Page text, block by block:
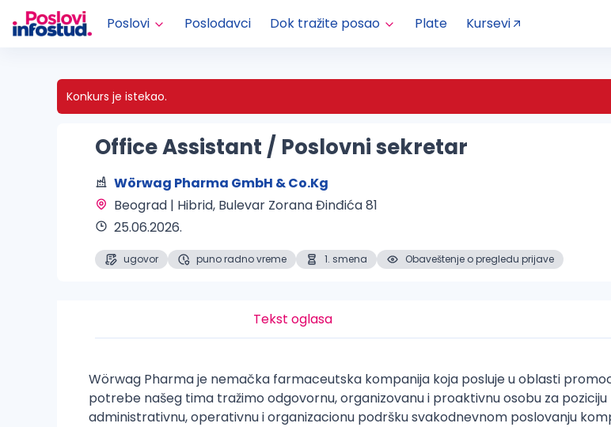
Poslovi Poslodavci Dok tražite posao Plate Kursevi
Konkurs je istekao.
Office Assistant / Poslovni sekretar
Wörwag Pharma GmbH & Co.Kg
Beograd | Hibrid, Bulevar Zorana Đinđića 81
25.06.2026.
ugovor puno radno vreme 1. smena Obaveštenje o pregledu prijave
Tekst oglasa
Wörwag Pharma je nemačka farmaceutska kompanija koja posluje u oblasti
potrebe našeg tima tražimo odgovornu, organizovanu i proaktivnu osobu za
administrativnu, operativnu i organizacionu podršku svakodnevnom poslovanju